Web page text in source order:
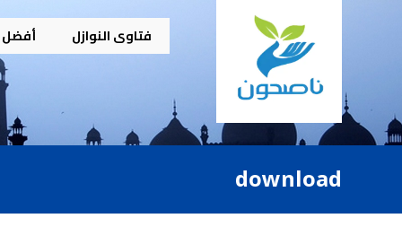
فتاوى النوازل أفضل
download